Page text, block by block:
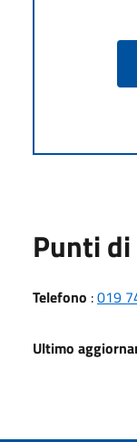
Punti
Telefono :019
Ultimo